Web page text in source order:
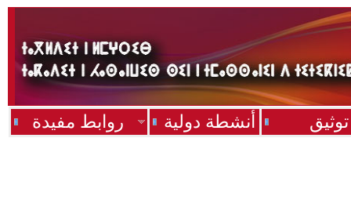
روابط مفيدة أنشطة دولية توثيق